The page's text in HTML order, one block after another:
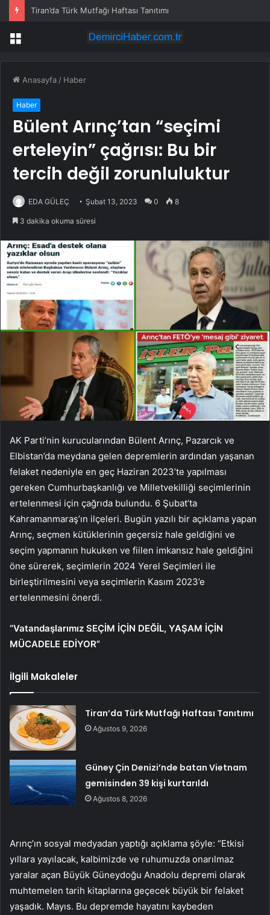
Tiran’da Türk Mutfağı Haftası Tanıtımı
Menü
Anasayfa / Haber
Haber
Bülent Arınç’tan “seçimi
erteleyin” çağrısı: Bu bir
tercih değil zorunluluktur
EDA GÜLEÇ Şubat 13, 2023 0 8
3 dakika okuma süresi
AK Parti’nin kurucularından Bülent Arınç, Pazarcık ve
Elbistan’da meydana gelen depremlerin ardından yaşanan
felaket nedeniyle en geç Haziran 2023’te yapılması
gereken Cumhurbaşkanlığı ve Milletvekilliği seçimlerinin
ertelenmesi için çağrıda bulundu. 6 Şubat’ta
Kahramanmaraş’ın ilçeleri. Bugün yazılı bir açıklama yapan
Arınç, seçmen kütüklerinin geçersiz hale geldiğini ve
seçim yapmanın hukuken ve fiilen imkansız hale geldiğini
öne sürerek, seçimlerin 2024 Yerel Seçimleri ile
birleştirilmesini veya seçimlerin Kasım 2023’e
ertelenmesini önerdi.
“Vatandaşlarımız SEÇİM İÇİN DEĞİL, YAŞAM İÇİN
MÜCADELE EDİYOR”
İlgili Makaleler
Tiran’da Türk Mutfağı Haftası Tanıtımı
Ağustos 9, 2026
Güney Çin Denizi’nde batan Vietnam
gemisinden 39 kişi kurtarıldı
Ağustos 8, 2026
Arınç’ın sosyal medyadan yaptığı açıklama şöyle: “Etkisi
yıllara yayılacak, kalbimizde ve ruhumuzda onarılmaz
yaralar açan Büyük Güneydoğu Anadolu depremi olarak
muhtemelen tarih kitaplarına geçecek büyük bir felaket
yaşadık. Mayıs. Bu depremde hayatını kaybeden